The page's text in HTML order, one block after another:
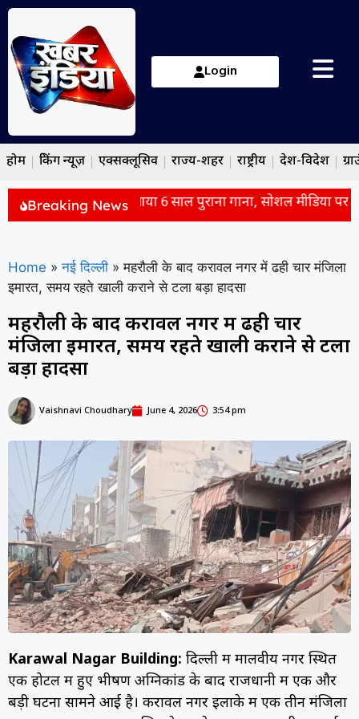
Login
होम ब्रेकिंग न्यूज़ एक्सक्लूसिव राज्य-शहर राष्ट्रीय देश-विदेश
Breaking News
के मीम्स से फिर ट्रेंड में आया 6 साल पुराना गाना, सोशल मीडिया पर छाईं
Home » नई दिल्ली » महरौली के बाद करावल नगर में ढही चार मंजिला
इमारत, समय रहते खाली कराने से टला बड़ा हादसा
महरौली के बाद करावल नगर में ढही चार
मंजिला इमारत, समय रहते खाली कराने से टला
बड़ा हादसा
Vaishnavi Choudhary June 4, 2026 3:54 pm
Karawal Nagar Building: दिल्ली में मालवीय नगर स्थित
एक होटल में हुए भीषण अग्निकांड के बाद राजधानी में एक और
बड़ी घटना सामने आई है। करावल नगर इलाके में एक तीन मंजिला